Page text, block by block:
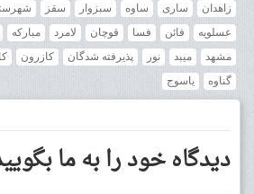
زاهدان
ساری ساوه سبزوار سقز
عسلویه
فائن فسا قوچان لامرد مبارکه
مشهد
میبد نور پذیرفته شدگان کازرون
گناوه
یاسوج
دیدگاه خود را به ما